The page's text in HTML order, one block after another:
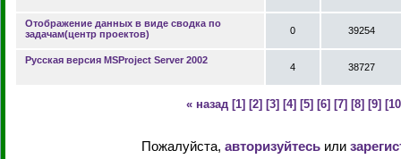
Отображение данных в виде сводка по
задачам(центр проектов)
0 39254
Русская версия MSProject Server 2002
4 38727
« назад [1] [2] [3] [4] [5] [6] [7] [8] [9]
Пожалуйста, авторизуйтесьили